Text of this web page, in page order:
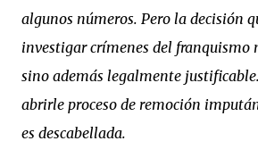
algunos números. Pero la decisión
investigar crímenes del franquismo
sino además legalmente
abrirle proceso de remoción
es descabellada.